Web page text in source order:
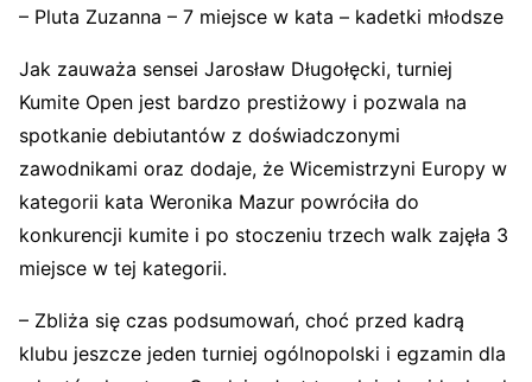
– Pluta Zuzanna – 7 miejsce w kata – kadetki młodsze
Jak zauważa sensei Jarosław Długołęcki, turniej
Kumite Open jest bardzo prestiżowy i pozwala na
spotkanie debiutantów z doświadczonymi
zawodnikami oraz dodaje, że Wicemistrzyni Europy w
kategorii kata Weronika Mazur powróciła do
konkurencji kumite i po stoczeniu trzech walk zajęła 3
miejsce w tej kategorii.
– Zbliża się czas podsumowań, choć przed kadrą
klubu jeszcze jeden turniej ogólnopolski i egzamin dla